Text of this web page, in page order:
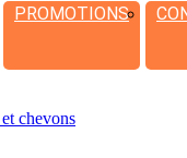
PROMOTIONS
chevons